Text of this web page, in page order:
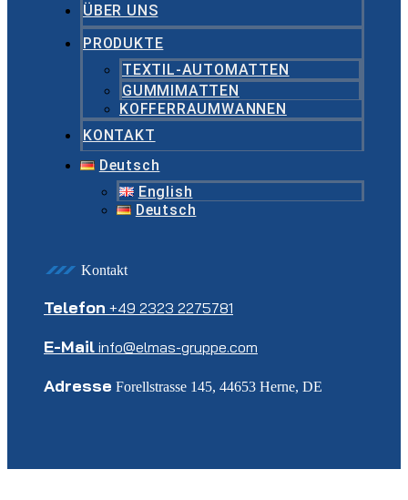
ÜBER UNS
PRODUKTE
TEXTIL-AUTOMATTEN
GUMMIMATTEN
KOFFERRAUMWANNEN
KONTAKT
Deutsch
English
Deutsch
Kontakt
Telefon +49 2323 2275781
E-Mail info@elmas-gruppe.com
Adresse Forellstrasse 145, 44653 Herne, DE